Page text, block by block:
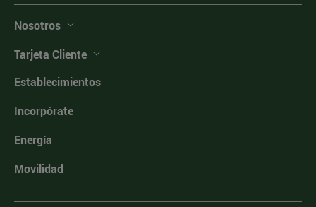
Nosotros
Tarjeta Cliente
Establecimientos
Incorpórate
Energía
Movilidad